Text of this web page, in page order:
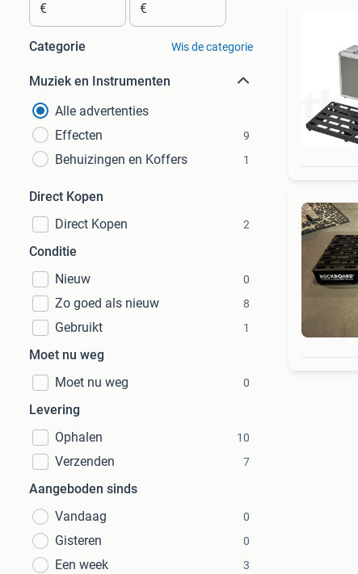
€ €
Categorie Wis de categorie
Muziek en Instrumenten
Alle advertenties
Effecten
9
Behuizingen en Koffers 1
Direct Kopen
Direct Kopen
2
Conditie
Nieuw
0
Zo goed als nieuw 8
Gebruikt 1
Moet nu weg
Moet nu weg
0
Levering
Ophalen
10
Verzenden 7
Aangeboden sinds
Vandaag
0
Gisteren 0
Een week 3